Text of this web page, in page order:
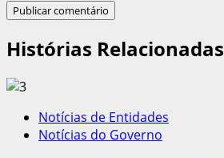
Histórias Relacionadas
Notícias de Entidades
Notícias do Governo